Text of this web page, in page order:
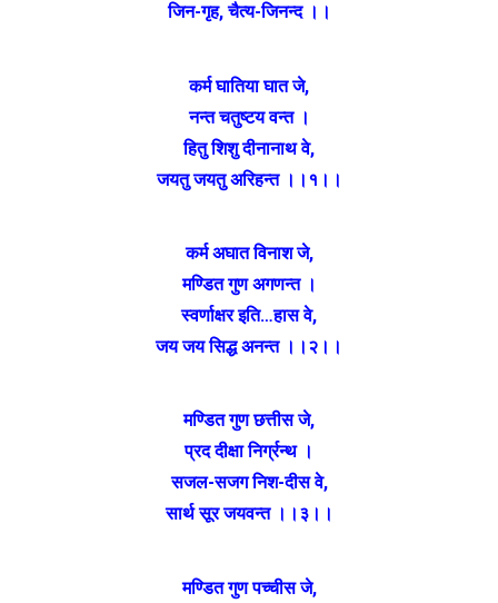
जिन-गृह, चैत्य-जिनन्द ।।
कर्म घातिया घात जे,
नन्त चतुष्टय वन्त ।
हितु शिशु दीनानाथ वे,
जयतु जयतु अरिहन्त ।।१।।
कर्म अघात विनाश जे,
मण्डित गुण अगणन्त ।
स्वर्णाक्षर इति…हास वे,
जय जय सिद्ध अनन्त ।।२।।
मण्डित गुण छत्तीस जे,
प्रद दीक्षा निर्ग्रन्थ ।
सजल-सजग निश-दीस वे,
सार्थ सूर जयवन्त ।।३।।
मण्डित गुण पच्चीस जे,